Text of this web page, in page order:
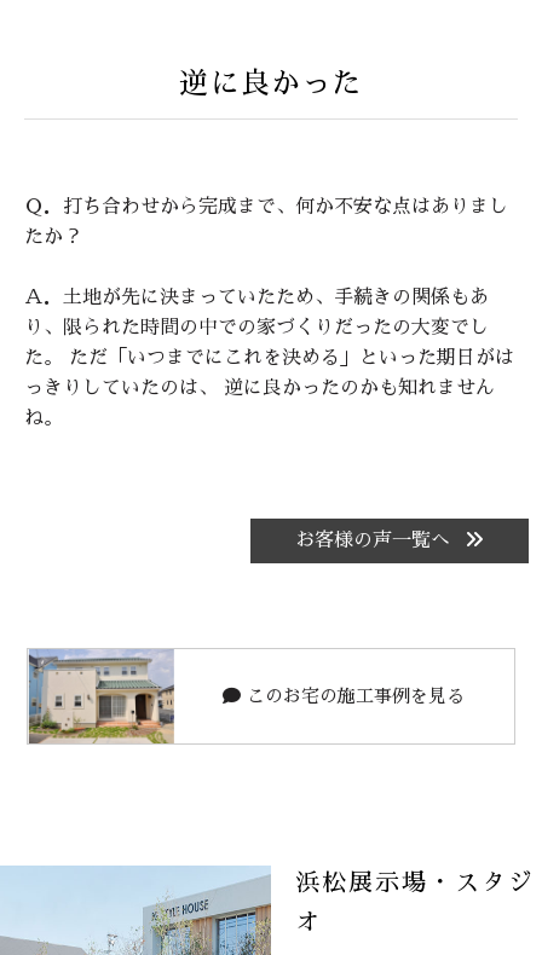
逆に良かった
Ｑ．打ち合わせから完成まで、何か不安な点はありまし
たか？
Ａ．土地が先に決まっていたため、手続きの関係もあ
り、限られた時間の中での家づくりだったの大変でし
た。 ただ「いつまでにこれを決める」といった期日がは
っきりしていたのは、 逆に良かったのかも知れません
ね。
お客様の声一覧へ
このお宅の施工事例を見る
浜松展示場・スタジ
オ